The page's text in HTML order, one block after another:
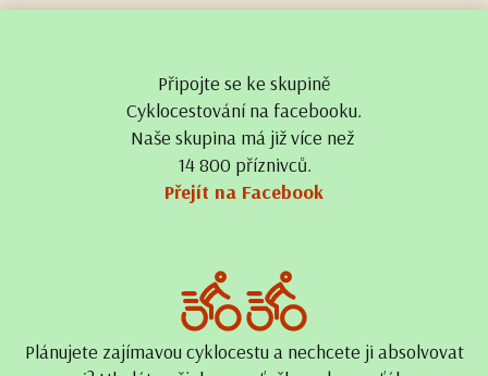
Připojte se ke skupině
Cyklocestování na facebooku.
Naše skupina má již více než
14 800 příznivců.
Přejít na Facebook
Plánujete zajímavou cyklocestu a nechcete ji absolvovat